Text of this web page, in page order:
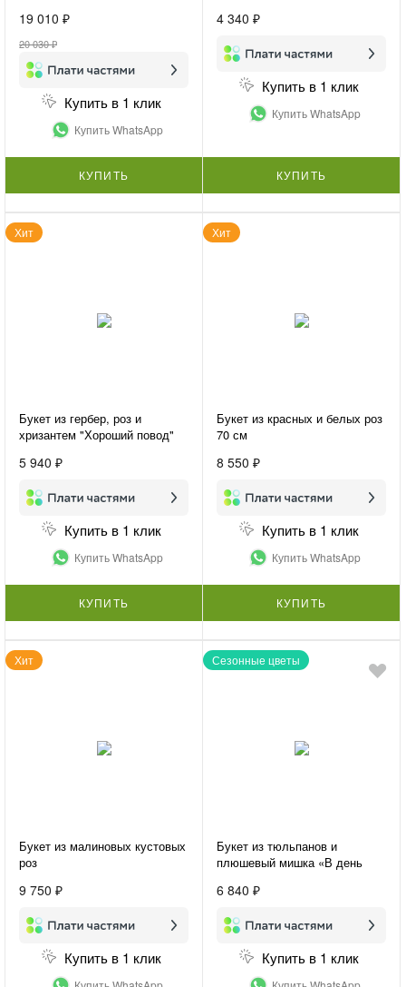
19 010 ₽
20 030 ₽
Купить в 1 клик
Купить WhatsApp
КУПИТЬ
4 340 ₽
Купить в 1 клик
Купить WhatsApp
КУПИТЬ
Хит
Букет из гербер, роз и
хризантем "Хороший повод"
5 940 ₽
Купить в 1 клик
Купить WhatsApp
КУПИТЬ
Хит
Букет из красных и белых роз
70 см
8 550 ₽
Купить в 1 клик
Купить WhatsApp
КУПИТЬ
Хит
Букет из малиновых кустовых
роз
9 750 ₽
Купить в 1 клик
Сезонные цветы
Букет из тюльпанов и
плюшевый мишка «В день
6 840 ₽
Купить в 1 клик